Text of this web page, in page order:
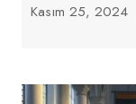
Kasım 25, 2024